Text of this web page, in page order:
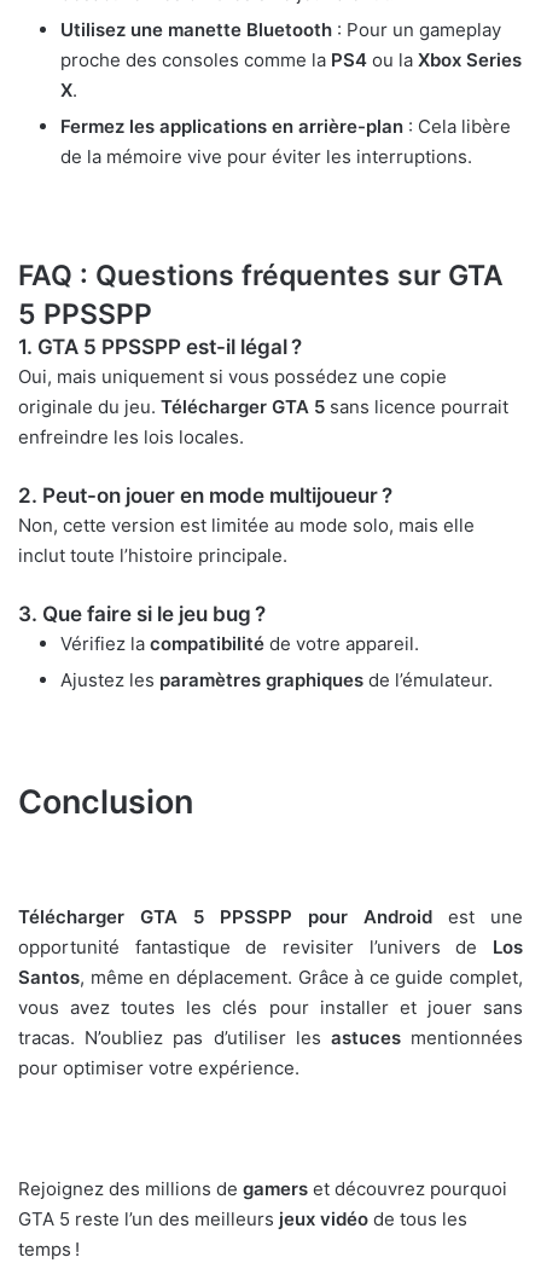
Utilisez une manette Bluetooth : Pour un gameplay
proche des consoles comme la PS4 ou la Xbox Series
X.
Fermez les applications en arrière-plan : Cela libère
de la mémoire vive pour éviter les interruptions.
FAQ : Questions fréquentes sur GTA
5 PPSSPP
1. GTA 5 PPSSPP est-il légal ?
Oui, mais uniquement si vous possédez une copie
originale du jeu. Télécharger GTA 5 sans licence pourrait
enfreindre les lois locales.
2. Peut-on jouer en mode multijoueur ?
Non, cette version est limitée au mode solo, mais elle
inclut toute l’histoire principale.
3. Que faire si le jeu bug ?
Vérifiez la compatibilité de votre appareil.
Ajustez les paramètres graphiques de l’émulateur.
Conclusion
Télécharger GTA 5 PPSSPP pour Android est une
opportunité fantastique de revisiter l’univers de Los
Santos, même en déplacement. Grâce à ce guide complet,
vous avez toutes les clés pour installer et jouer sans
tracas. N’oubliez pas d’utiliser les astucesmentionnées
pour optimiser votre expérience.
Rejoignez des millions de gamers et découvrez pourquoi
GTA 5 reste l’un des meilleurs jeux vidéo de tous les
temps !